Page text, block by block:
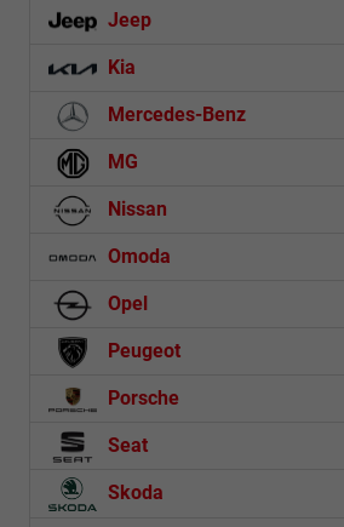
Jeep
Kia
Mercedes-Benz
MG
Nissan
Omoda
Opel
Peugeot
Porsche
Seat
Skoda